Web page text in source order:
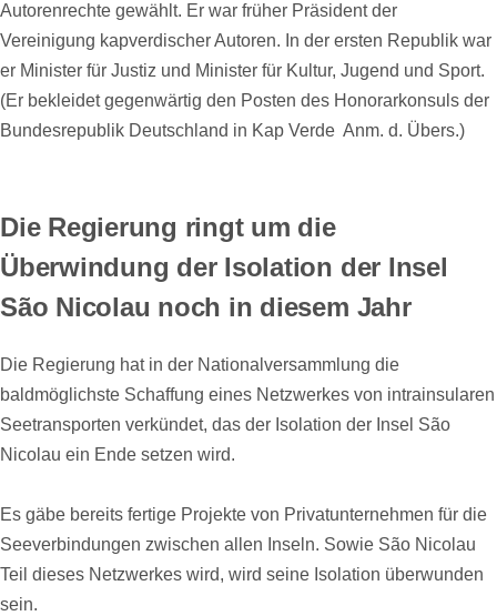
Autorenrechte gewählt. Er war früher Präsident der
Vereinigung kapverdischer Autoren. In der ersten Republik war
er Minister für Justiz und Minister für Kultur, Jugend und Sport.
(Er bekleidet gegenwärtig den Posten des Honorarkonsuls der
Bundesrepublik Deutschland in Kap Verde  Anm. d. Übers.)
Die Regierung ringt um die
Überwindung der Isolation der Insel
São Nicolau noch in diesem Jahr
Die Regierung hat in der Nationalversammlung die
baldmöglichste Schaffung eines Netzwerkes von intrainsularen
Seetransporten verkündet, das der Isolation der Insel São
Nicolau ein Ende setzen wird.
Es gäbe bereits fertige Projekte von Privatunternehmen für die
Seeverbindungen zwischen allen Inseln. Sowie São Nicolau
Teil dieses Netzwerkes wird, wird seine Isolation überwunden
sein.